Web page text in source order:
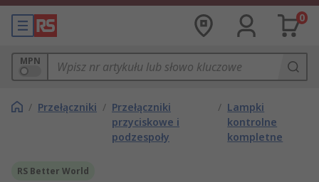
0
MPN
/ Przełączniki / Przełączniki
przyciskowe i
podzespoły
/ Lampki
kontrolne
kompletne
RS Better World